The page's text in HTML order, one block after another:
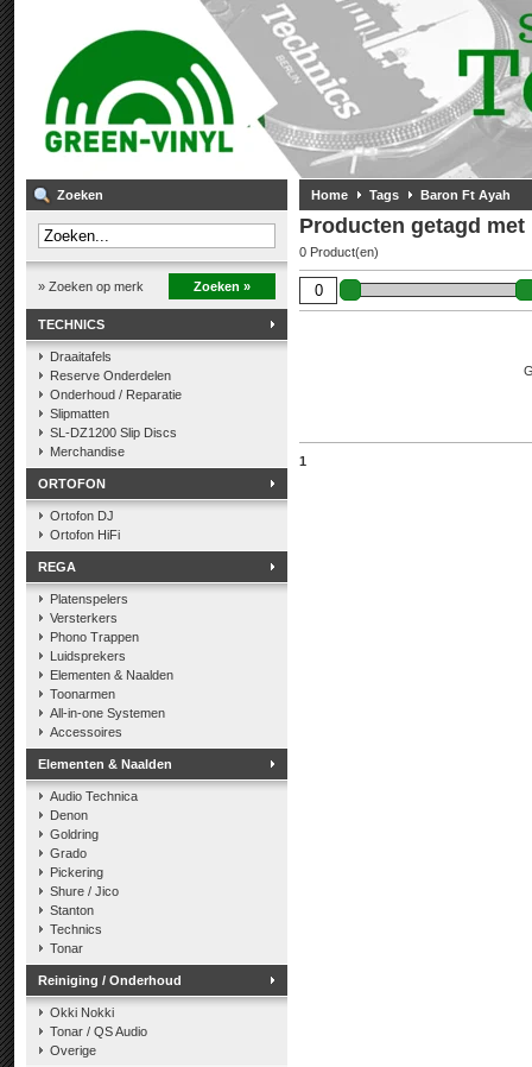
Zoeken
» Zoeken op merk Zoeken »
TECHNICS
Draaitafels
Reserve Onderdelen
Onderhoud / Reparatie
Slipmatten
SL-DZ1200 Slip Discs
Merchandise
ORTOFON
Ortofon DJ
Ortofon HiFi
REGA
Platenspelers
Versterkers
Phono Trappen
Luidsprekers
Elementen & Naalden
Toonarmen
All-in-one Systemen
Accessoires
Elementen & Naalden
Audio Technica
Denon
Goldring
Grado
Pickering
Shure / Jico
Stanton
Technics
Tonar
Reiniging / Onderhoud
Okki Nokki
Tonar / QS Audio
Overige
Home Tags Baron Ft Ayah
Producten getagd met
0 Product(en)
1